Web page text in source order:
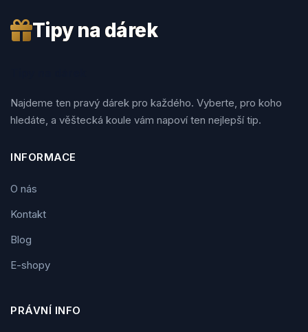
Tipy na dárek
Najdeme ten pravý dárek pro každého. Vyberte, pro koho
hledáte, a věštecká koule vám napoví ten nejlepší tip.
INFORMACE
O nás
Kontakt
Blog
E-shopy
PRÁVNÍ INFO